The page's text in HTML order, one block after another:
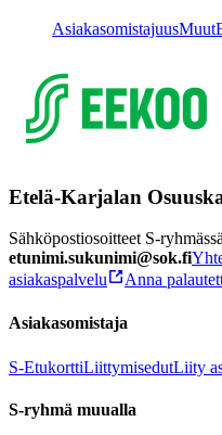
AsiakasomistajuusMuut
Etelä-Karjalan
Sähköpostiosoitteet S-
etunimi.sukunimi@sok.fi
asiakaspalvelu
Anna
Asiakasomistaja
S-EtukorttiLiittymisedutLiity
S-ryhmä muualla